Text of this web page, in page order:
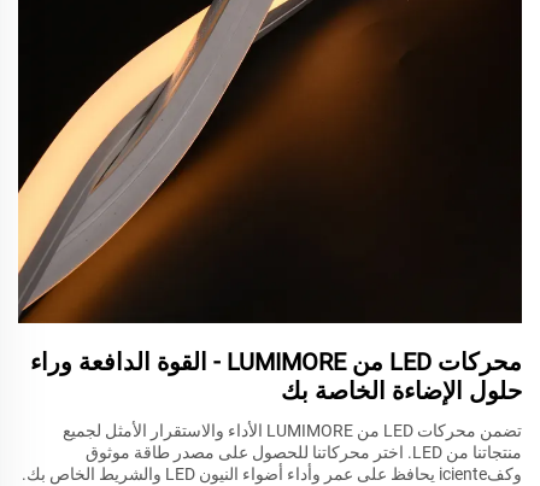
محركات LED من LUMIMORE - القوة الدافعة وراء
حلول الإضاءة الخاصة بك
تضمن محركات LED من LUMIMORE الأداء والاستقرار الأمثل لجميع
منتجاتنا من LED. اختر محركاتنا للحصول على مصدر طاقة موثوق
وكفiciente يحافظ على عمر وأداء أضواء النيون LED والشريط الخاص بك.